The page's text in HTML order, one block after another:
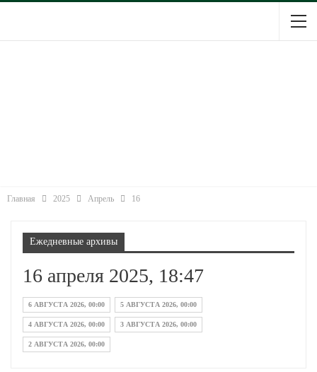
Главная 2025 Апрель
Ежедневные архивы
16 апреля 2025, 18:47
6 АВГУСТА 2026, 00:00 5 АВГУСТА 2026, 00:00
4 АВГУСТА 2026, 00:00 3 АВГУСТА 2026, 00:00
2 АВГУСТА 2026, 00:00